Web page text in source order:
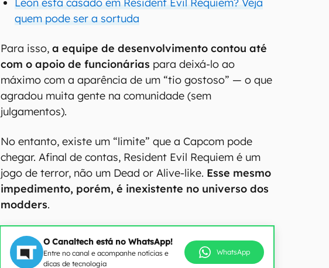
quem pode ser a sortuda
Para isso,a equipe de desenvolvimento contou até
com o apoio de funcionárias para deixá-lo ao
máximo com a aparência de um “tio gostoso” — o que
agradou muita gente na comunidade (sem
julgamentos).
No entanto, existe um “limite” que a Capcom pode
chegar. Afinal de contas, Resident Evil Requiem é um
jogo de terror, não um Dead or Alive-like. Esse mesmo
impedimento, porém, é inexistente no universo dos
modders.
O Canaltech está no WhatsApp!
Entre no canal e acompanhe notícias e
dicas de tecnologia
WhatsApp